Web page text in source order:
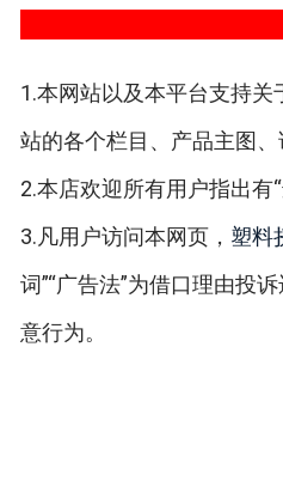
1.本网站以及本平台支持关
站的各个栏目、产品主图
2.本店欢迎所有用户指出有
3.凡用户访问本网页， 塑料
词”“广告法”为借口理由投
意行为。